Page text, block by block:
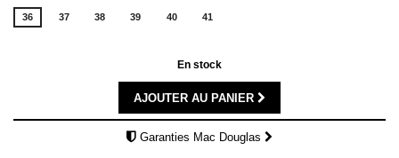
36 37 38 39 40 41
En stock
AJOUTER AU PANIER
Garanties Mac Douglas